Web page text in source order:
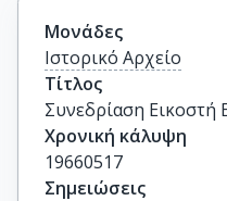
Μονάδες
Ιστορικό Αρχείο
Τίτλος
Συνεδρίαση
Χρονική κάλυψη
19660517
Σημειώσεις